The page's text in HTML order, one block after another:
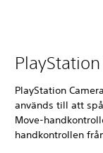
PlayStation
används till att
Move-
handkontrollen